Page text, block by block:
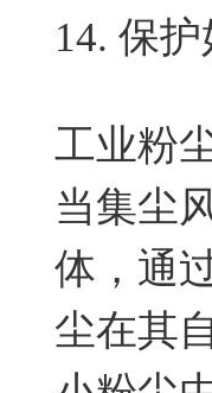
14. 保
工业粉
当集尘
体，通
尘在其